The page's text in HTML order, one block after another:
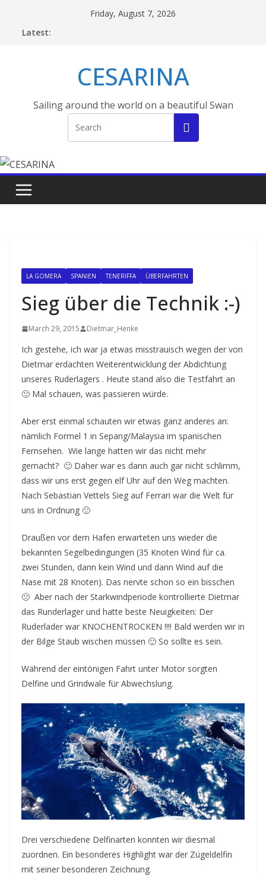
Friday, August 7, 2026
Latest:
CESARINA
Sailing around the world on a beautiful Swan
LA GOMERA SPANIEN TENERIFFA ÜBERFAHRTEN
Sieg über die Technik :-)
March 29, 2015 Dietmar_Henke
Ich gestehe, ich war ja etwas misstrauisch wegen der von
Dietmar erdachten Weiterentwicklung der Abdichtung
unseres Ruderlagers . Heute stand also die Testfahrt an
🙂 Mal schauen, was passieren würde.
Aber erst einmal schauten wir etwas ganz anderes an:
nämlich Formel 1 in Sepang/Malaysia im spanischen
Fernsehen. Wie lange hatten wir das nicht mehr
gemacht? 🙂 Daher war es dann auch gar nicht schlimm,
dass wir uns erst gegen elf Uhr auf den Weg machten.
Nach Sebastian Vettels Sieg auf Ferrari war die Welt für
uns in Ordnung 🙂
Draußen vor dem Hafen erwarteten uns wieder die
bekannten Segelbedingungen (35 Knoten Wind für ca.
zwei Stunden, dann kein Wind und dann Wind auf die
Nase mit 28 Knoten). Das nervte schon so ein bisschen
🙁 Aber nach der Starkwindperiode kontrollierte Dietmar
das Runderlager und hatte beste Neuigkeiten: Der
Ruderlader war KNOCHENTROCKEN !!!! Bald werden wir in
der Bilge Staub wischen müssen 🙂 So sollte es sein.
Während der eintönigen Fahrt unter Motor sorgten
Delfine und Grindwale für Abwechslung.
Drei verschiedene Delfinarten konnten wir diesmal
zuordnen. Ein besonderes Highlight war der Zügeldelfin
mit seiner besonderen Zeichnung.